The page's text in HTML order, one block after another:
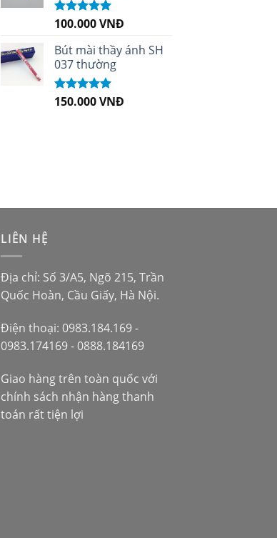
Được xếp
sao
100.000VNĐ
Bút mài thầy ánh SH
037 thường
Được xếp
150.000VNĐ
LIÊN HỆ
Địa chỉ: Số 3/A5, Ngõ 215, Trần
Quốc Hoàn, Cầu Giấy, Hà Nội.
Điện thoại: 0983.184.169 -
0983.174169 - 0888.184169
Giao hàng trên toàn quốc với
chính sách nhận hàng thanh
toán rất tiện lợi